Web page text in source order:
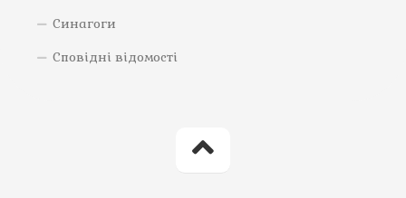
Синагоги
Сповідні відомості